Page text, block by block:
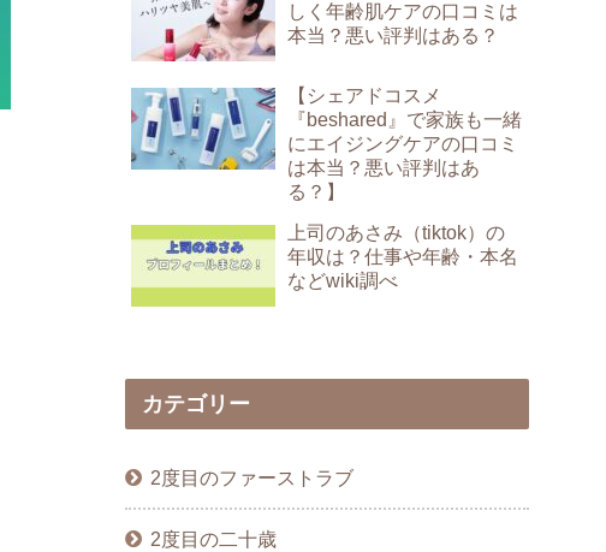
しく年齢肌ケアの口コミは
本当？悪い評判はある？
【シェアドコスメ
『beshared』で家族も一緒
にエイジングケアの口コミ
は本当？悪い評判はあ
る？】
上司のあさみ（tiktok）の
年収は？仕事や年齢・本名
などwiki調べ
カテゴリー
2度目のファーストラブ
2度目の二十歳